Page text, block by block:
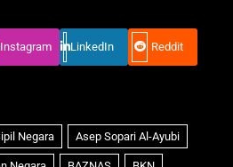
Instagram LinkedIn Reddit